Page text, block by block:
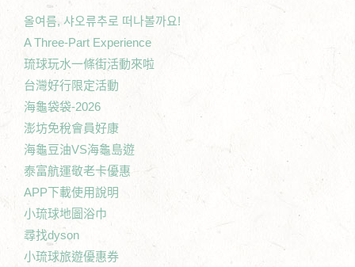
올여름, 샤오류추로 떠나볼까요!
A Three-Part Experience
琉球玩水一條街活動來啦
台灣好行限定活動
海龜袋袋-2026
澎坊免稅會員好康
海龜豆油VS海龜島遊
泰富航運敬老卡優惠
APP下載使用說明
小琉球地圖浴巾
尋找dyson
小琉球旅遊優惠券